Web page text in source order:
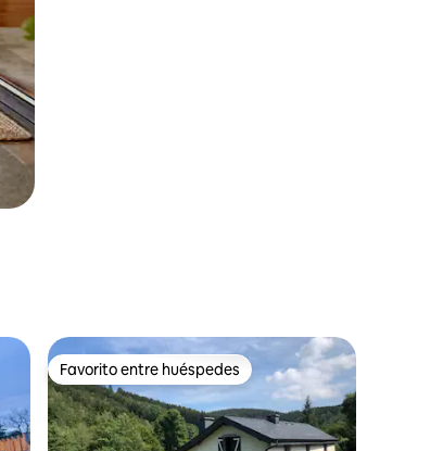
Favorito entre huéspedes
Favorito entre huéspedes